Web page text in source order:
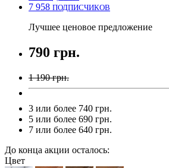
7 958 ПОДПИСЧИКОВ
Лучшее ценовое предложение
790 грн.
1 190 грн.
3 или более 740 грн.
5 или более 690 грн.
7 или более 640 грн.
До конца акции осталось:
Цвет